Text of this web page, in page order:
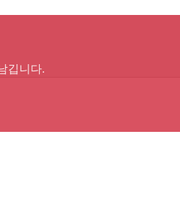
깁니다.